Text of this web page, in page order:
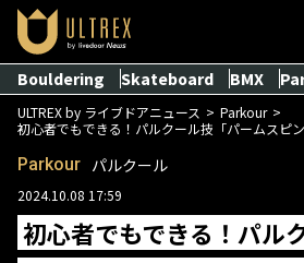
Bouldering Skateboard BMX
ULTREX by ライブドアニュース
Parkour
初心者でもできる！パルクール技「パームスピ
Parkour パルクール
2024.10.08 17:59
初心者でもできる！パル